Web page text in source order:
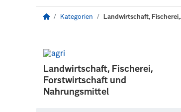
Kategorien Landwirtschaft,
Landwirtschaft, Fischerei,
Forstwirtschaft und
Nahrungsmittel